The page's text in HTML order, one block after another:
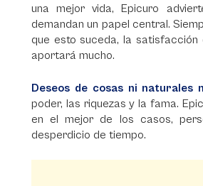
una mejor vida, Epicuro
demandan un papel central.
que esto suceda, la satisfacción
aportará mucho.
Deseos de cosas ni naturales
poder, las riquezas y la fama.
en el mejor de los casos,
desperdicio de tiempo.